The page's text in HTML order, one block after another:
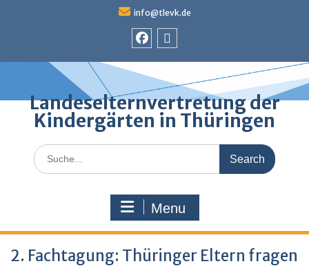
info@tlevk.de
Landeselternvertretung der
Kindergärten in Thüringen
Search
for:
Menu
2. Fachtagung: Thüringer Eltern fragen